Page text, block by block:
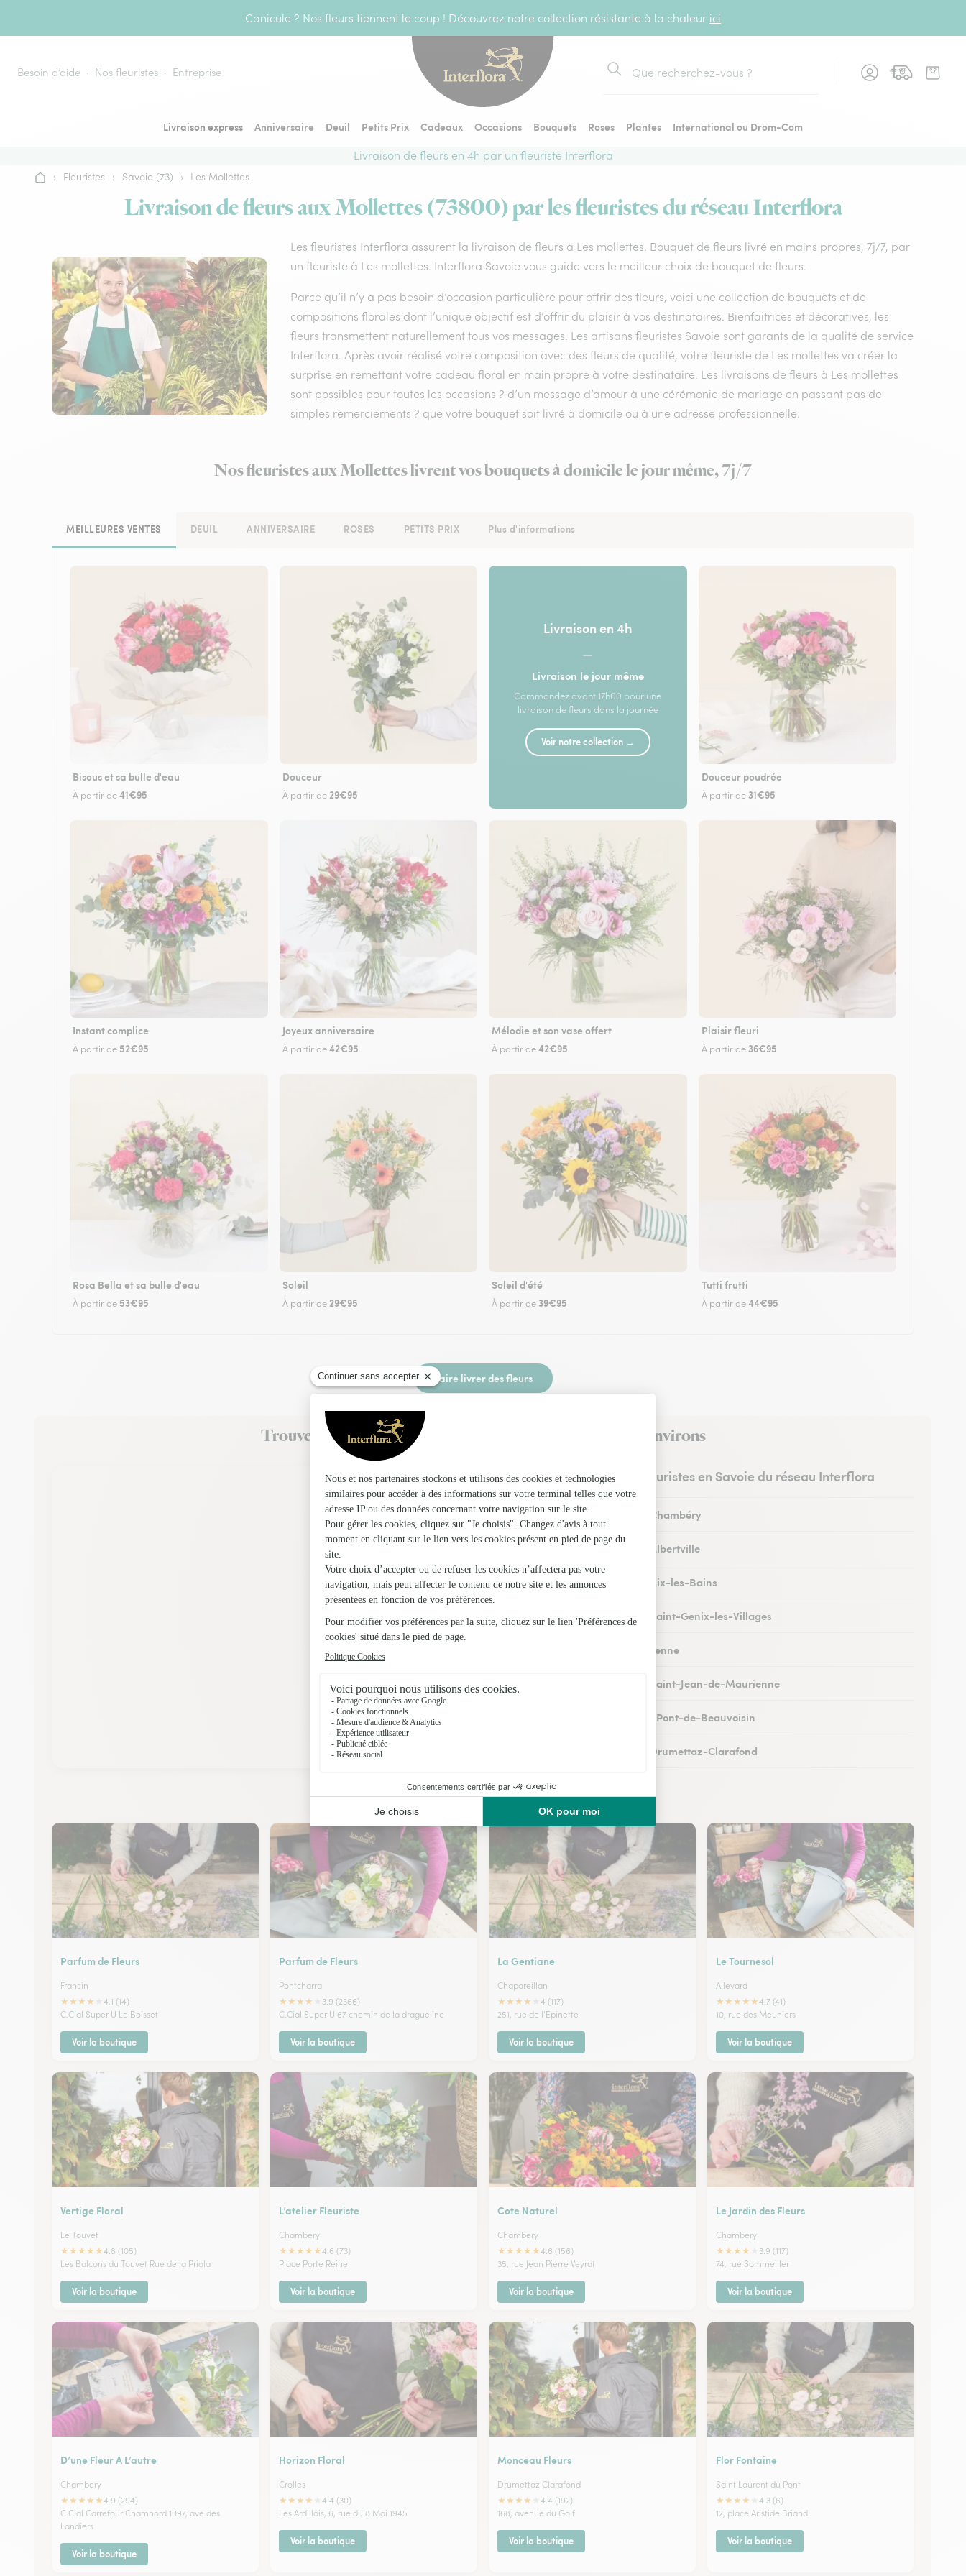
Canicule ? Nos fleurs tiennent le coup ! Découvrez notre collection résistante à la chaleur ici
Besoin d’aide Nos fleuristes Entreprise
Rechercher
Livraison express Anniversaire Deuil Petits Prix Cadeaux Occasions Bouquets Roses Plantes
International ou Drom-Com
Livraison de fleurs en 4h par un fleuriste Interflora
Accueil
› Fleuristes › Savoie (73) › Les Mollettes
Livraison de fleurs aux Mollettes (73800) par les fleuristes du réseau Interflora
Les fleuristes Interflora assurent la livraison de fleurs à Les mollettes. Bouquet de fleurs livré en mains propres, 7j/7, par
un fleuriste à Les mollettes. Interflora Savoie vous guide vers le meilleur choix de bouquet de fleurs.
Parce qu’il n’y a pas besoin d’occasion particulière pour offrir des fleurs, voici une collection de bouquets et de
compositions florales dont l’unique objectif est d’offrir du plaisir à vos destinataires. Bienfaitrices et décoratives, les
fleurs transmettent naturellement tous vos messages. Les artisans fleuristes Savoie sont garants de la qualité de service
Interflora. Après avoir réalisé votre composition avec des fleurs de qualité, votre fleuriste de Les mollettes va créer la
surprise en remettant votre cadeau floral en main propre à votre destinataire. Les livraisons de fleurs à Les mollettes
sont possibles pour toutes les occasions ? d’un message d’amour à une cérémonie de mariage en passant pas de
simples remerciements ? que votre bouquet soit livré à domicile ou à une adresse professionnelle.
Nos fleuristes aux Mollettes livrent vos bouquets à domicile le jour même, 7j/7
MEILLEURES VENTES DEUIL ANNIVERSAIRE ROSES PETITS PRIX Plus d'informations
Bisous et sa bulle d'eau
À partir de41€95
Douceur
À partir de 29€95
Livraison en 4h
—
Livraison le jour même
Commandez avant 17h00 pour une
livraison de fleurs dans la journée
Voir notre collection →
Douceur poudrée
À partir de 31€95
Instant complice
À partir de 52€95
Joyeux anniversaire
À partir de42€95
Mélodie et son vase offert
À partir de42€95
Plaisir fleuri
À partir de 36€95
Rosa Bella et sa bulle d'eau
À partir de 53€95
Soleil
À partir de 29€95
Soleil d'été
À partir de 39€95
Tutti frutti
À partir de44€95
Faire livrer des fleurs
Trouvez un fleuriste Interflora aux Mollettes et dans ses environs
Les fleuristes en Savoie du réseau Interflora
Fleuristes à Chambéry
Fleuristes à Albertville
Fleuristes à Aix-les-Bains
Fleuristes à Saint-Genix-les-Villages
Fleuristes à Yenne
Fleuristes à Saint-Jean-de-Maurienne
Fleuristes au Pont-de-Beauvoisin
Fleuristes à Drumettaz-Clarafond
Nos fleuristes aux Mollettes
Parfum de Fleurs
Francin
★★★★
4.1 (14)
C.Cial Super U Le Boisset
Voir la boutique
Parfum de Fleurs
Pontcharra
★★★★
3.9 (2366)
C.Cial Super U 67 chemin de la dragueline
Voir la boutique
La Gentiane
Chapareillan
★★★★
4 (117)
251, rue de l'Epinette
Voir la boutique
Le Tournesol
Allevard
★★★★★4.7 (41)
10, rue des Meuniers
Voir la boutique
Vertige Floral
Le Touvet
★★★★★4.8 (105)
Les Balcons du Touvet Rue de la Priola
Voir la boutique
L’atelier Fleuriste
Chambery
★★★★★4.6 (73)
Place Porte Reine
Voir la boutique
Cote Naturel
Chambery
★★★★★4.6 (156)
35, rue Jean Pierre Veyrat
Voir la boutique
Le Jardin des Fleurs
Chambery
★★★★
3.9 (117)
74, rue Sommeiller
Voir la boutique
D’une Fleur A L’autre
Chambery
★★★★★4.9 (294)
C.Cial Carrefour Chamnord 1097, ave des
Landiers
Voir la boutique
Horizon Floral
Crolles
★★★★
4.4 (30)
Les Ardillais, 6, rue du 8 Mai 1945
Voir la boutique
Monceau Fleurs
Drumettaz Clarafond
★★★★
4.4 (192)
168, avenue du Golf
Voir la boutique
Flor Fontaine
Saint Laurent du Pont
★★★★
4.3 (6)
12, place Aristide Briand
Voir la boutique